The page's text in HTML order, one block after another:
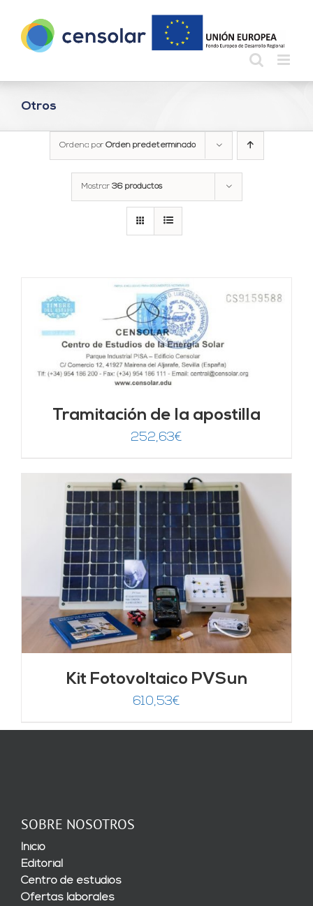
contenido
Otros
Ordena por Orden predeterminado
Mostrar 36 productos
Tramitación de la apostilla
252,63€
Kit Fotovoltaico PVSun
610,53€
SOBRE NOSOTROS
Inicio
Editorial
Centro de estudios
Ofertas laborales